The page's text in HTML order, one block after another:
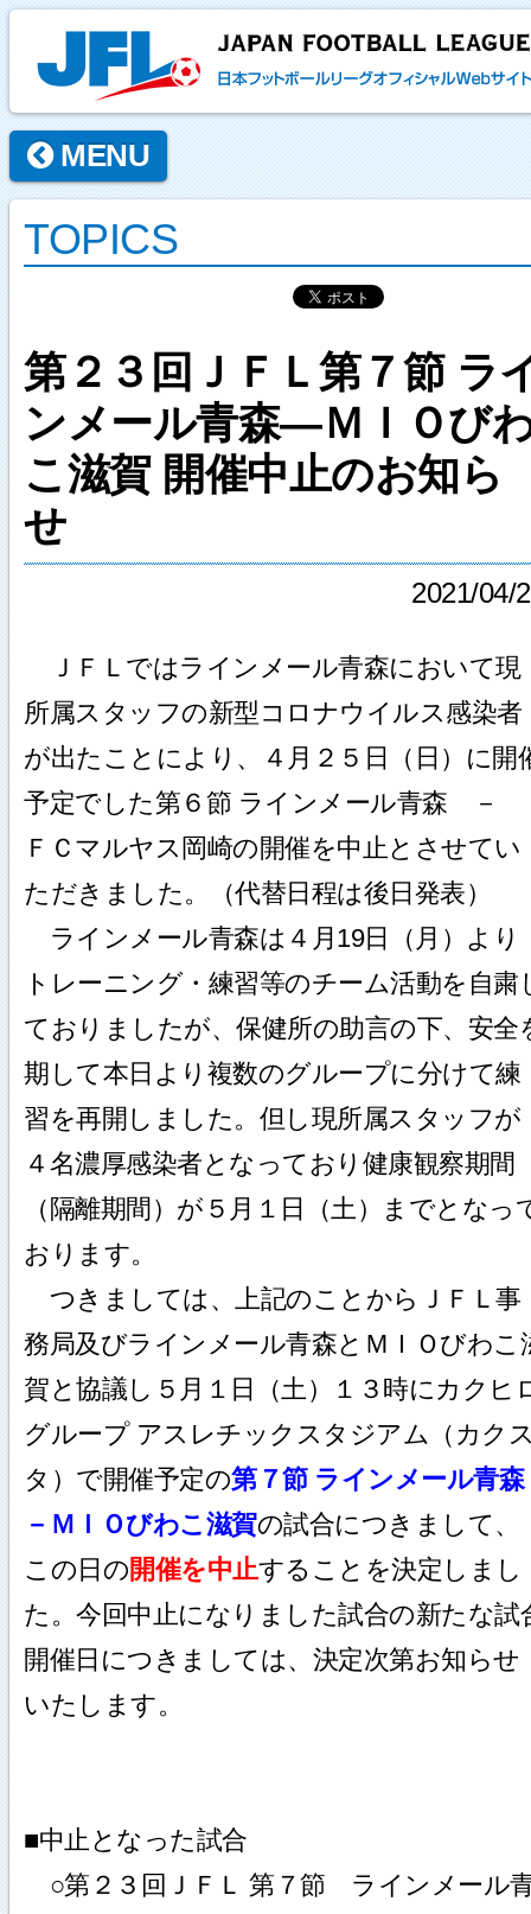
MENU
TOPICS
第２３回ＪＦＬ第７節 ラ
ンメール青森―ＭＩＯび
こ滋賀 開催中止のお知ら
せ
2021/04/
ＪＦＬではラインメール青森において現
所属スタッフの新型コロナウイルス感染者
が出たことにより、４月２５日（日）に開
予定でした第６節 ラインメール青森 －
ＦＣマルヤス岡崎の開催を中止とさせてい
ただきました。（代替日程は後日発表）
ラインメール青森は４月19日（月）より
トレーニング・練習等のチーム活動を自粛
ておりましたが、保健所の助言の下、安全
期して本日より複数のグループに分けて練
習を再開しました。但し現所属スタッフが
４名濃厚感染者となっており健康観察期間
（隔離期間）が５月１日（土）までとなっ
おります。
つきましては、上記のことからＪＦＬ事
務局及びラインメール青森とＭＩＯびわこ
賀と協議し５月１日（土）１３時にカクヒ
グループ アスレチックスタジアム（カク
タ）で開催予定の第７節 ラインメール青森
－ＭＩＯびわこ滋賀の試合につきまして、
この日の開催を中止することを決定しまし
た。今回中止になりました試合の新たな試
開催日につきましては、決定次第お知らせ
いたします。
■中止となった試合
○第２３回ＪＦＬ 第７節 ラインメール